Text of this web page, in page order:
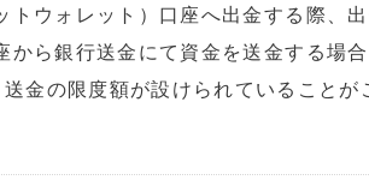
ウォレット）口座へ出金する際、
ら銀行送金にて資金を送金する場
金の限度額が設けられていることが